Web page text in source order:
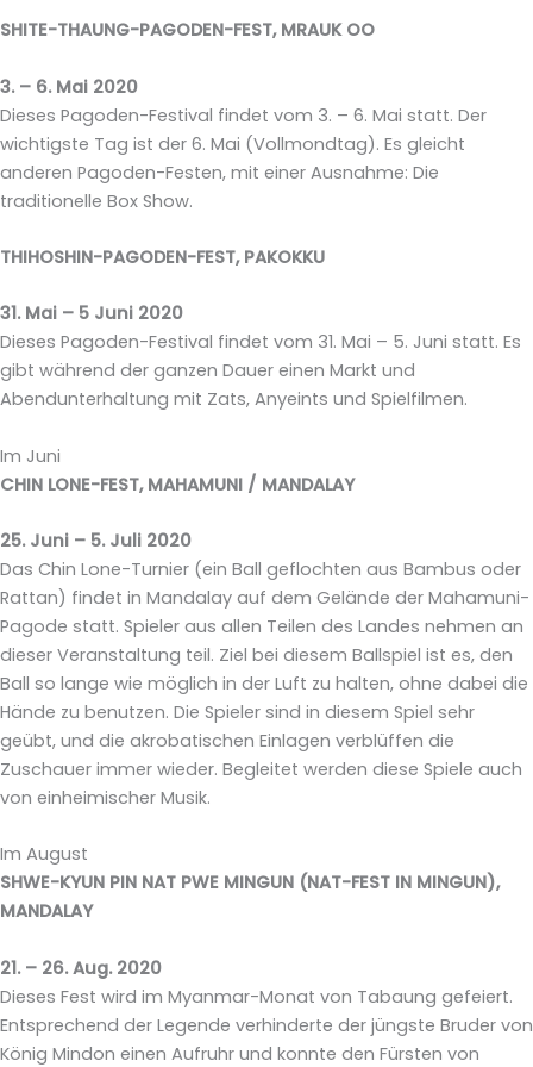
SHITE-THAUNG-PAGODEN-FEST, MRAUK OO
3. – 6. Mai 2020
Dieses Pagoden-Festival findet vom 3. – 6. Mai statt. Der
wichtigste Tag ist der 6. Mai (Vollmondtag). Es gleicht
anderen Pagoden-Festen, mit einer Ausnahme: Die
traditionelle Box Show.
THIHOSHIN-PAGODEN-FEST, PAKOKKU
31. Mai – 5 Juni 2020
Dieses Pagoden-Festival findet vom 31. Mai – 5. Juni statt. Es
gibt während der ganzen Dauer einen Markt und
Abendunterhaltung mit Zats, Anyeints und Spielfilmen.
Im Juni
CHIN LONE-FEST, MAHAMUNI / MANDALAY
25. Juni – 5. Juli 2020
Das Chin Lone-Turnier (ein Ball geflochten aus Bambus oder
Rattan) findet in Mandalay auf dem Gelände der Mahamuni-
Pagode statt. Spieler aus allen Teilen des Landes nehmen an
dieser Veranstaltung teil. Ziel bei diesem Ballspiel ist es, den
Ball so lange wie möglich in der Luft zu halten, ohne dabei die
Hände zu benutzen. Die Spieler sind in diesem Spiel sehr
geübt, und die akrobatischen Einlagen verblüffen die
Zuschauer immer wieder. Begleitet werden diese Spiele auch
von einheimischer Musik.
Im August
SHWE-KYUN PIN NAT PWE MINGUN (NAT-FEST IN MINGUN),
MANDALAY
21. – 26. Aug. 2020
Dieses Fest wird im Myanmar-Monat von Tabaung gefeiert.
Entsprechend der Legende verhinderte der jüngste Bruder von
König Mindon einen Aufruhr und konnte den Fürsten von